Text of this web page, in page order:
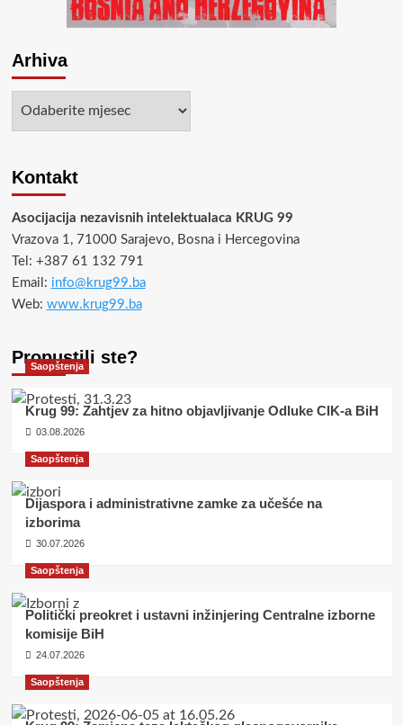
Arhiva
Kontakt
Asocijacija nezavisnih intelektualaca KRUG 99
Vrazova 1, 71000 Sarajevo, Bosna i Hercegovina
Tel: +387 61 132 791
Email: info@krug99.ba
Web: www.krug99.ba
Propustili ste?
Saopštenja
Krug 99: Zahtjev za hitno objavljivanje Odluke CIK-a BiH
03.08.2026
Saopštenja
Dijaspora i administrativne zamke za učešće na
izborima
30.07.2026
Saopštenja
Politički preokret i ustavni inžinjering Centralne izborne
komisije BiH
24.07.2026
Saopštenja